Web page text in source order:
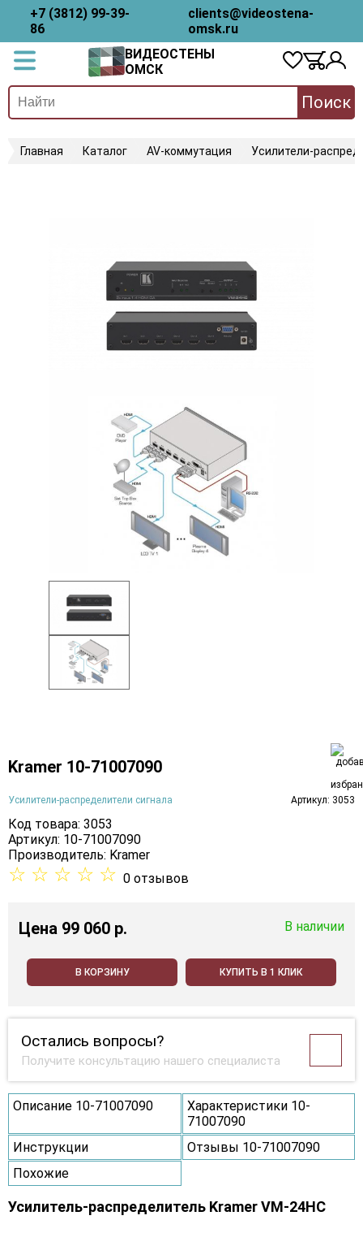
+7 (3812) 99-39-
86
clients@videostena-
omsk.ru
ВИДЕОСТЕНЫ
ОМСК
Поиск
Главная Каталог AV-коммутация Усилители-
Kramer 10-71007090
Усилители-распределители сигнала Артикул: 3053
Код товара: 3053
Артикул: 10-71007090
Производитель: Kramer
☆ ☆ ☆ ☆ ☆ 0 отзывов
Цена 99 060 p. В наличии
В КОРЗИНУ КУПИТЬ В 1 КЛИК
Остались вопросы?
Получите консультацию нашего специалиста
Описание 10-71007090
Характеристики 10-
71007090
Инструкции
Отзывы 10-71007090
Похожие
Усилитель-распределитель Kramer VM-24HC